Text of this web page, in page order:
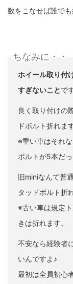
数をこなせば誰で
ちなみに・・
ホイール取り付
すぎないことで
良く取り付けの
ドボルト折れます
※重い車はそれ
ボルトが5本だ
旧miniなんて普
タッドボルト折
※古い車は規定
きは折れます。
不安なら経験者
いんですよ♪
最初は全員初心